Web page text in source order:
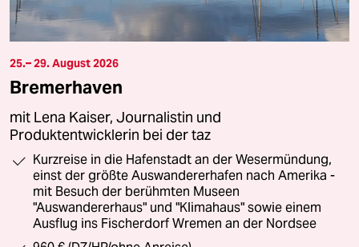
25.– 29. August 2026
Bremerhaven
mit Lena Kaiser, Journalistin und
Produktentwicklerin bei der taz
Kurzreise in die Hafenstadt an der Wesermündung,
einst der größte Auswandererhafen nach Amerika -
mit Besuch der berühmten Museen
"Auswandererhaus" und "Klimahaus" sowie einem
Ausflug ins Fischerdorf Wremen an der Nordsee